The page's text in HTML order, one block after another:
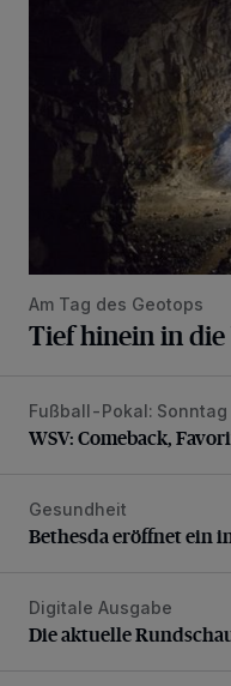
Am Tag des Geotops
Tief hinein in
WSV: Comeback,
Fußball-Pokal:
WSV: Comeback,
Bethesda eröffnet ein
Gesundheit
Bethesda eröffnet ein
Die aktuelle
Digitale Ausgabe
Die aktuelle